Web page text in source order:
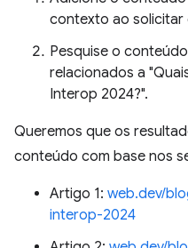
contexto ao solicitar
Pesquise o
relacionados a
Interop 2024?".
Queremos que os
conteúdo com base nos
Artigo 1: web.dev/
interop-2024